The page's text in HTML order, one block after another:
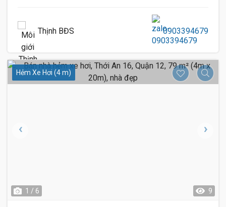
Thịnh BĐS 0903394679
Hẻm Xe Hơi (4 m)
1 / 6 9